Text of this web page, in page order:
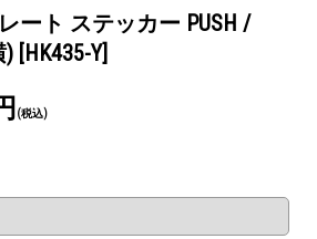
ート ステッカー PUSH /
) [HK435-Y]
(税込)